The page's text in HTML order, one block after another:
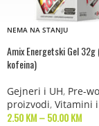
NEMA NA STANJU
Amix Energetski Gel 32g
kofeina)
Gejneri i UH, Pre-
proizvodi, Vitamini
2.50KM–50.00KM